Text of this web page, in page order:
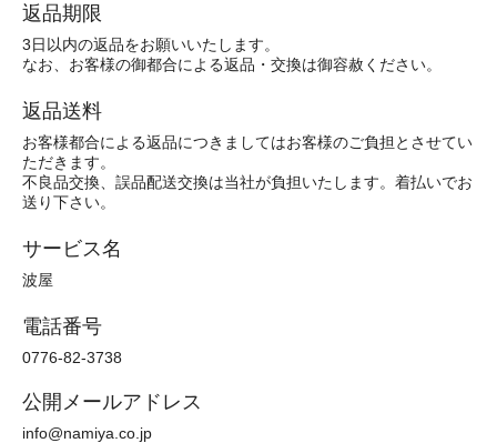
返品期限
3日以内の返品をお願いいたします。
なお、お客様の御都合による返品・交換は御容赦ください。
返品送料
お客様都合による返品につきましてはお客様のご負担とさせてい
ただきます。
不良品交換、誤品配送交換は当社が負担いたします。着払いでお
送り下さい。
サービス名
波屋
電話番号
0776-82-3738
公開メールアドレス
info@namiya.co.jp